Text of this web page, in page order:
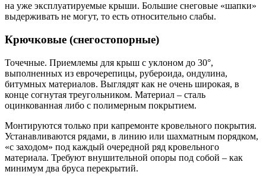
на уже эксплуатируемые крыши. Большие снеговые «шапки»
выдерживать не могут, то есть относительно слабы.
Крючковые (снегостопорные)
Точечные. Приемлемы для крыш с уклоном до 30°,
выполненных из еврочерепицы, рубероида, ондулина,
битумных материалов. Выглядят как не очень широкая, в
конце согнутая треугольником. Материал – сталь
оцинкованная либо с полимерным покрытием.
Монтируются только при капремонте кровельного покрытия.
Устанавливаются рядами, в линию или шахматным порядком,
«с заходом» под каждый очередной ряд кровельного
материала. Требуют внушительной опоры под собой – как
минимум два бруса перекрытий.